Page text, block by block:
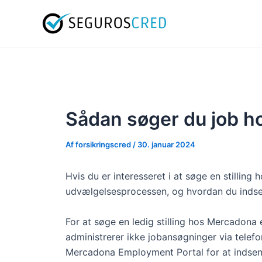
Sådan søger du job
Afforsikringscred / 30. januar 2024
Hvis du er interesseret i at søge en stilling
udvælgelsesprocessen, og hvordan du
For at søge en ledig stilling hos
administrerer ikke jobansøgninger via
Mercadona Employment Portal for at
navigation